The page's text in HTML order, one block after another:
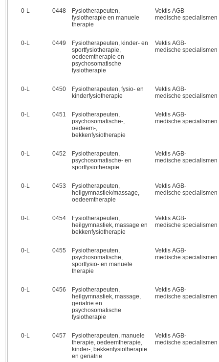
0‑L 0448
Fysiotherapeuten,
fysiotherapie en manuele
therapie
Vektis AGB-
medische specialismen
0‑L 0449
Fysiotherapeuten, kinder- en
sportfysiotherapie,
oedeemtherapie en
psychosomatische
fysiotherapie
Vektis AGB-
medische specialismen
0‑L 0450
Fysiotherapeuten, fysio- en
kinderfysiotherapie
Vektis AGB-
medische specialismen
0‑L 0451
Fysiotherapeuten,
psychosomatische-,
oedeem-,
bekkenfysiotherapie
Vektis AGB-
medische specialismen
0‑L 0452
Fysiotherapeuten,
psychosomatische- en
sportfysiotherapie
Vektis AGB-
medische specialismen
0‑L 0453
Fysiotherapeuten,
heilgymnastiek/massage,
oedeemtherapie
Vektis AGB-
medische specialismen
0‑L 0454
Fysiotherapeuten,
heilgymnastiek, massage en
bekkenfysiotherapie
Vektis AGB-
medische specialismen
0‑L 0455
Fysiotherapeuten,
psychosomatische,
sportfysio- en manuele
therapie
Vektis AGB-
medische specialismen
0‑L 0456
Fysiotherapeuten,
heilgymnastiek, massage,
geriatrie en
psychosomatische
fysiotherapie
Vektis AGB-
medische specialismen
0‑L 0457
Fysiotherapeuten, manuele
therapie, oedeemtherapie,
kinder-, bekkenfysiotherapie
en geriatrie
Vektis AGB-
medische specialismen